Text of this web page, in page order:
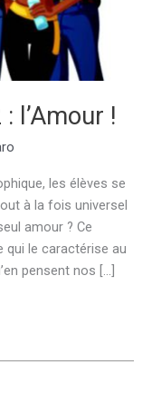
l’Amour !
les élèves se
à la fois universel
amour ? Ce
qui le caractérise au
pensent nos […]